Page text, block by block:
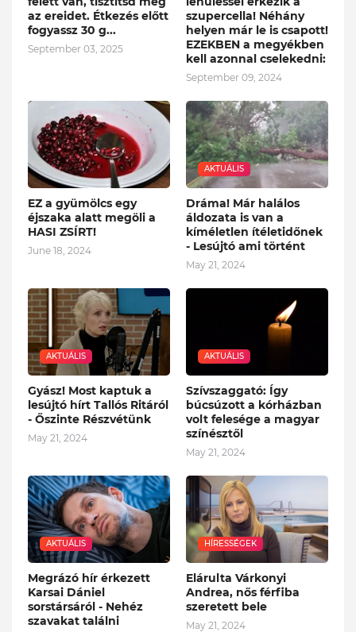
az ereidet. Étkezés előtt
fogyassz 30 g...
September 03, 2025
szupercella! Néhány
helyen már le is csapott!
EZEKBEN a megyékben
kell azonnal cselekedni:
September 09, 2024
EZ a gyümölcs egy
éjszaka alatt megöli a
HASI ZSÍRT!
June 18, 2024
AKTUÁLIS
Dráma! Már halálos
áldozata is van a
kíméletlen ítéletidőnek
- Lesújtó ami történt
May 21, 2024
AKTUÁLIS
Gyász! Most kaptuk a
lesújtó hírt Tallós Ritáról
- Őszinte Részvétünk
May 21, 2024
AKTUÁLIS
Szívszaggató: Így
búcsúzott a kórházban
volt felesége a magyar
színésztől
May 21, 2024
AKTUÁLIS
Megrázó hír érkezett
Karsai Dániel
sorstársáról - Nehéz
szavakat találni
HÍRESSÉGEK
Elárulta Várkonyi
Andrea, nős férfiba
szeretett bele
May 21, 2024